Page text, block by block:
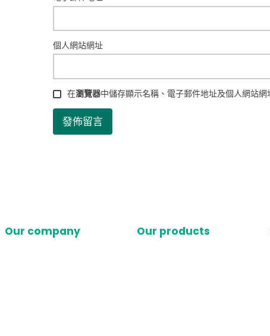
個人網站網址
在瀏覽器中儲存顯示名稱、電子郵件地址及個人網站網
Our company Our products